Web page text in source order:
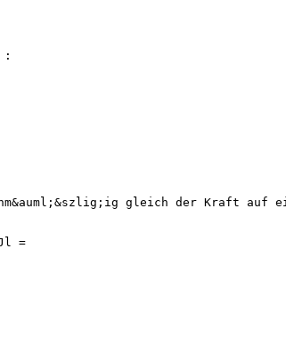
:
gleich der Kraft auf
=